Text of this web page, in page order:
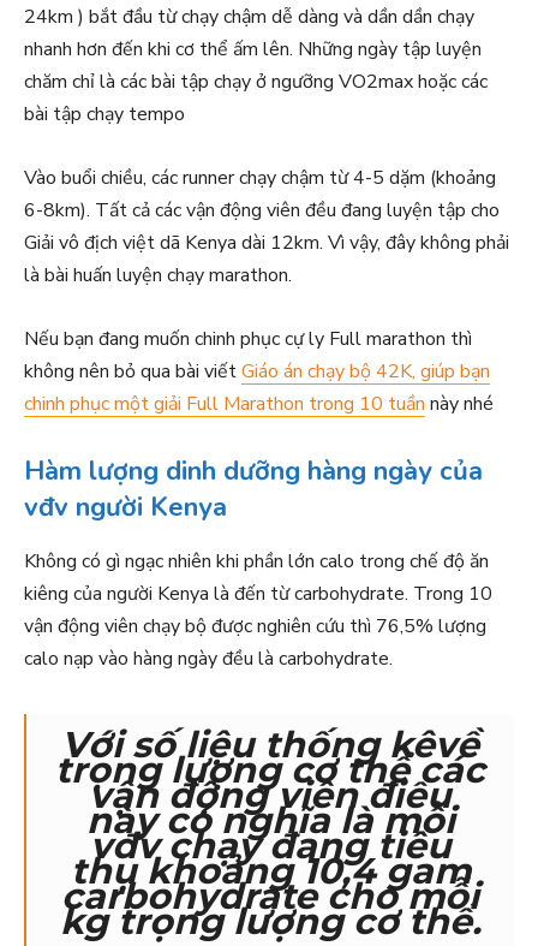
24km ) bắt đầu từ chạy chậm dễ dàng và dần dần chạy
nhanh hơn đến khi cơ thể ấm lên. Những ngày tập luyện
chăm chỉ là các bài tập chạy ở ngưỡng VO2max hoặc các
bài tập chạy tempo
Vào buổi chiều, các runner chạy chậm từ 4-5 dặm (khoảng
6-8km). Tất cả các vận động viên đều đang luyện tập cho
Giải vô địch việt dã Kenya dài 12km. Vì vậy, đây không phải
là bài huấn luyện chạy marathon.
Nếu bạn đang muốn chinh phục cự ly Full marathon thì
không nên bỏ qua bài viếtGiáo án chạy bộ 42K, giúp bạn
chinh phục một giải Full Marathon trong 10 tuần này nhé
Hàm lượng dinh dưỡng hàng ngày của
vđv người Kenya
Không có gì ngạc nhiên khi phần lớn calo trong chế độ ăn
kiêng của người Kenya là đến từ carbohydrate. Trong 10
vận động viên chạy bộ được nghiên cứu thì 76,5% lượng
calo nạp vào hàng ngày đều là carbohydrate.
Với số liệu thống kêvề
trọng lượng cơ thể các
vận động viên điều
này có nghĩa là mỗi
vđv chạy đang tiêu
thụ khoảng 10,4 gam
carbohydrate cho mỗi
kg trọng lượng cơ thể.